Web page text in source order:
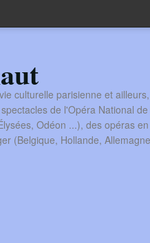
culturelle parisienne et
de l'Opéra National
Odéon ...), des opéras
(Belgique, Hollande,